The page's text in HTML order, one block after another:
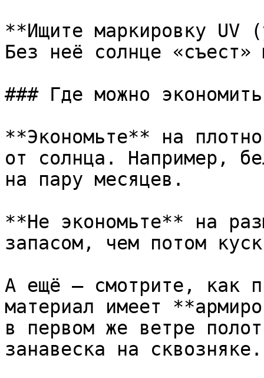
**Ищите маркировку UV
Без неё солнце
### Где можно
**Экономьте** на
от солнца. Например,
на пару месяцев.
**Не экономьте** на
запасом, чем потом
А ещё — смотрите, как
материал имеет
в первом же ветре
занавеска на сквозняке.